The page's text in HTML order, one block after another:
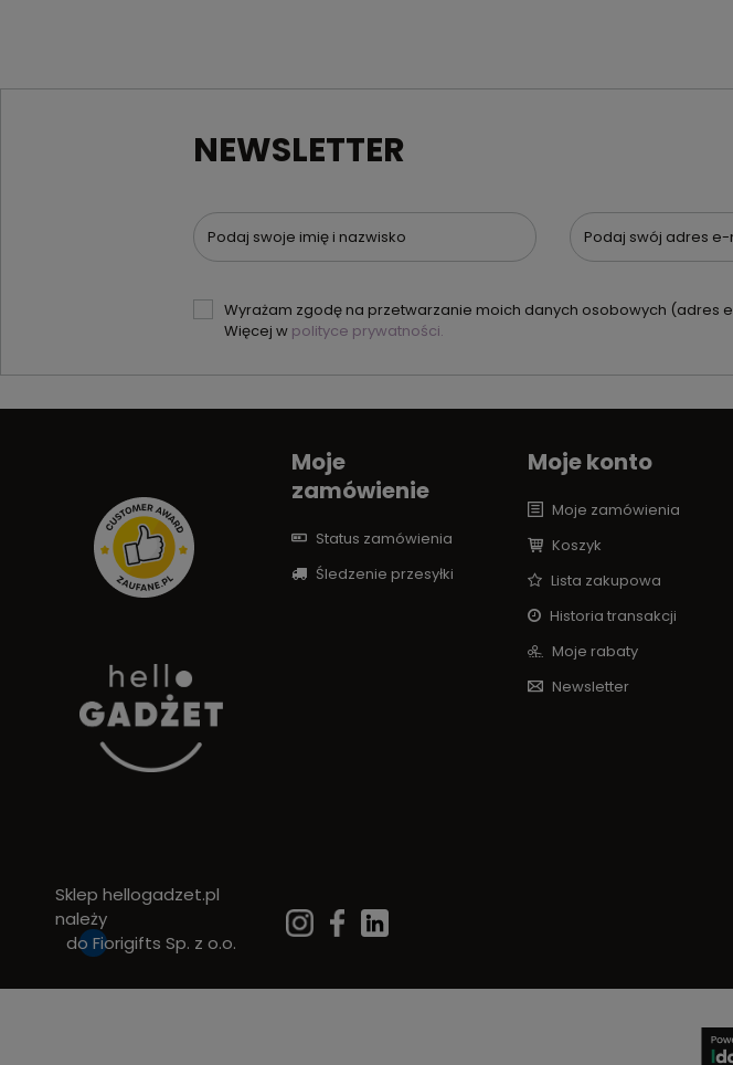
NEWSLETTER
Podaj swoje imię i nazwisko Podaj swój adres
Wyrażam zgodę na przetwarzanie moich danych osobowych (adres
Więcej w polityce prywatności.
Sklep hellogadzet.pl
należy
do Fiorigifts Sp. z o.o.
Moje
zamówienie
Status zamówienia
Śledzenie przesyłki
Moje konto
Moje zamówienia
Koszyk
Lista zakupowa
Historia transakcji
Moje rabaty
Newsletter